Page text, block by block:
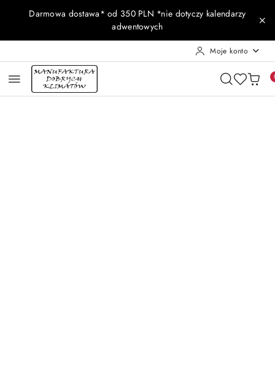
Przejdź do treści głównej
Przejdź do wyszukiwarki
Przejdź do moje konto
Przejdź do menu głównego
Przejdź do opisu produktu
Przejdź do stopki
Darmowa dostawa* od 350 PLN *nie dotyczy kalendarzy
adwentowych
Moje konto